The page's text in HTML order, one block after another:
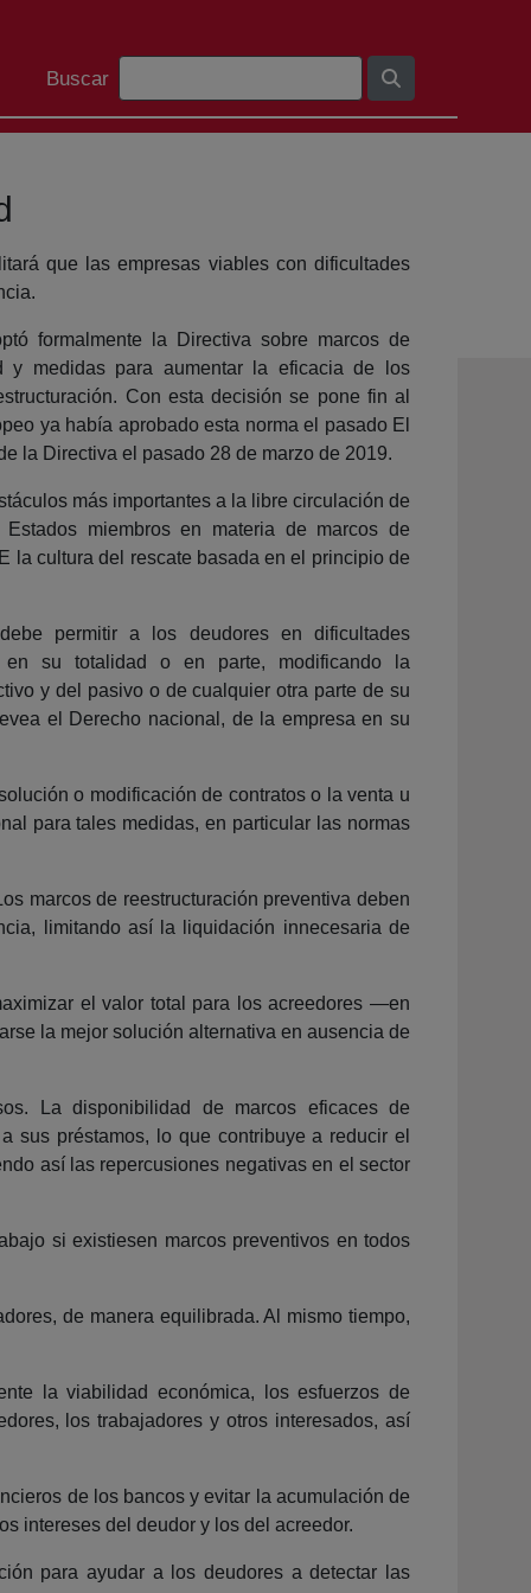
Search Bar
Buscar
que las empresas viables con dificultades
formalmente la Directiva sobre marcos de
y medidas para aumentar la eficacia de los
Con esta decisión se pone fin al
ya había aprobado esta norma el pasado El
la Directiva el pasado 28 de marzo de 2019.
más importantes a la libre circulación de
miembros en materia de marcos de
la cultura del rescate basada en el principio de
permitir a los deudores en dificultades
en su totalidad o en parte, modificando la
y del pasivo o de cualquier otra parte de su
el Derecho nacional, de la empresa en su
o modificación de contratos o la venta u
para tales medidas, en particular las normas
marcos de reestructuración preventiva deben
limitando así la liquidación innecesaria de
el valor total para los acreedores ―en
la mejor solución alternativa en ausencia de
La disponibilidad de marcos eficaces de
sus préstamos, lo que contribuye a reducir el
así las repercusiones negativas en el sector
si existiesen marcos preventivos en todos
de manera equilibrada. Al mismo tiempo,
la viabilidad económica, los esfuerzos de
los trabajadores y otros interesados, así
de los bancos y evitar la acumulación de
intereses del deudor y los del acreedor.
para ayudar a los deudores a detectar las